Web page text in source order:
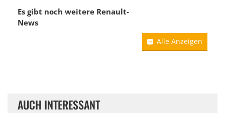
Es gibt noch weitere Renault-
News
Alle Anzeigen
AUCH INTERESSANT